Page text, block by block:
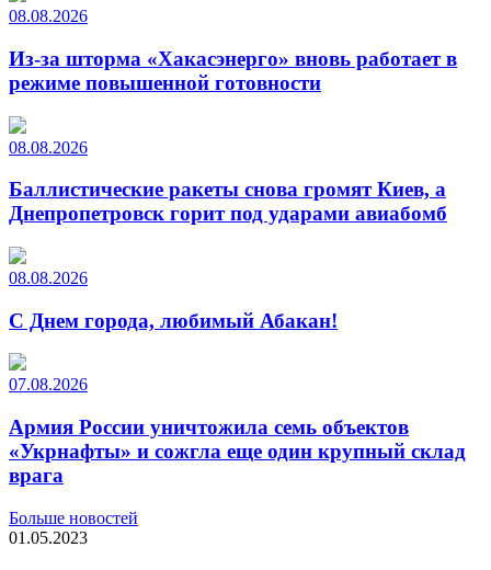
08.08.2026
Из-за шторма «Хакасэнерго» вновь работает в
режиме повышенной готовности
08.08.2026
Баллистические ракеты снова громят Киев, а
Днепропетровск горит под ударами авиабомб
08.08.2026
С Днем города, любимый Абакан!
07.08.2026
Армия России уничтожила семь объектов
«Укрнафты» и сожгла еще один крупный склад
врага
Больше новостей
01.05.2023